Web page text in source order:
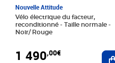
Nouvelle Attitude
Vélo électrique du facteur,
reconditionné - Taille normale -
Noir/ Rouge
1 490,00€